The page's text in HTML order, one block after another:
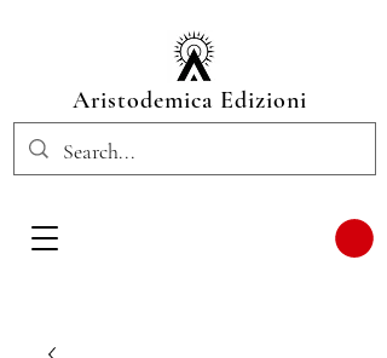
Aristodemica Edizioni